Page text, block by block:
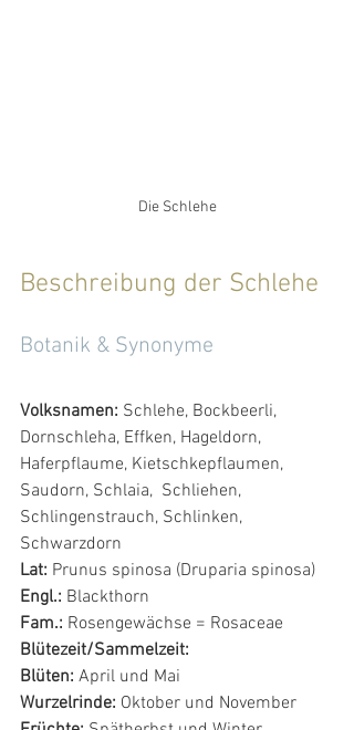
Die Schlehe
Beschreibung der Schlehe
Botanik & Synonyme
Volksnamen: Schlehe, Bockbeerli,
Dornschleha, Effken, Hageldorn,
Haferpflaume, Kietschkepflaumen,
Saudorn, Schlaia,  Schliehen,
Schlingenstrauch, Schlinken,
Schwarzdorn
Lat: Prunus spinosa (Druparia spinosa)
Engl.: Blackthorn
Fam.: Rosengewächse = Rosaceae
Blütezeit/Sammelzeit:
Blüten: April und Mai
Wurzelrinde: Oktober und November